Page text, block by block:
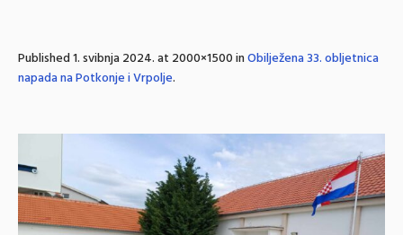
Published1. svibnja 2024.at 2000×1500 inObilježena 33. obljetnica
napada na Potkonje i Vrpolje.